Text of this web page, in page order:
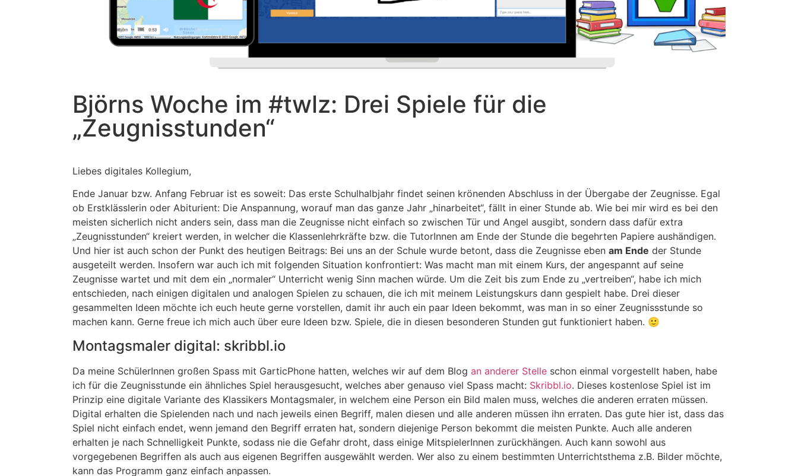
Björns Woche im #twlz: Drei Spiele für die
„Zeugnisstunden“
Liebes digitales Kollegium,
Ende Januar bzw. Anfang Februar ist es soweit: Das erste Schulhalbjahr findet seinen krönenden Abschluss in der Übergabe der Zeugnisse. Egal
ob Erstklässlerin oder Abiturient: Die Anspannung, worauf man das ganze Jahr „hinarbeitet“, fällt in einer Stunde ab. Wie bei mir wird es bei den
meisten sicherlich nicht anders sein, dass man die Zeugnisse nicht einfach so zwischen Tür und Angel ausgibt, sondern dass dafür extra
„Zeugnisstunden“ kreiert werden, in welcher die Klassenlehrkräfte bzw. die TutorInnen am Ende der Stunde die begehrten Papiere aushändigen.
Und hier ist auch schon der Punkt des heutigen Beitrags: Bei uns an der Schule wurde betont, dass die Zeugnisse eben am Ende der Stunde
ausgeteilt werden. Insofern war auch ich mit folgenden Situation konfrontiert: Was macht man mit einem Kurs, der angespannt auf seine
Zeugnisse wartet und mit dem ein „normaler“ Unterricht wenig Sinn machen würde. Um die Zeit bis zum Ende zu „vertreiben“, habe ich mich
entschieden, nach einigen digitalen und analogen Spielen zu schauen, die ich mit meinem Leistungskurs dann gespielt habe. Drei dieser
gesammelten Ideen möchte ich euch heute gerne vorstellen, damit ihr auch ein paar Ideen bekommt, was man in so einer Zeugnissstunde so
machen kann. Gerne freue ich mich auch über eure Ideen bzw. Spiele, die in diesen besonderen Stunden gut funktioniert haben. 🙂
Montagsmaler digital: skribbl.io
Da meine SchülerInnen großen Spass mit GarticPhone hatten, welches wir auf dem Blog an anderer Stelle schon einmal vorgestellt haben, habe
ich für die Zeugnisstunde ein ähnliches Spiel herausgesucht, welches aber genauso viel Spass macht: Skribbl.io. Dieses kostenlose Spiel ist im
Prinzip eine digitale Variante des Klassikers Montagsmaler, in welchem eine Person ein Bild malen muss, welches die anderen erraten müssen.
Digital erhalten die Spielenden nach und nach jeweils einen Begriff, malen diesen und alle anderen müssen ihn erraten. Das gute hier ist, dass das
Spiel nicht einfach endet, wenn jemand den Begriff erraten hat, sondern diejenige Person bekommt die meisten Punkte. Auch alle anderen
erhalten je nach Schnelligkeit Punkte, sodass nie die Gefahr droht, dass einige MitspielerInnen zurückhängen. Auch kann sowohl aus
vorgegebenen Begriffen als auch aus eigenen Begriffen ausgewählt werden. Wer also zu einem bestimmten Unterrichtsthema z.B. Bilder möchte,
kann das Programm ganz einfach anpassen.